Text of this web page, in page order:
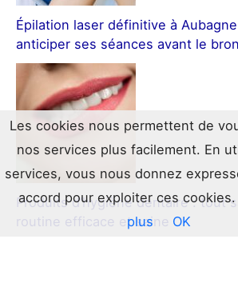
Épilation laser définitive à
anticiper ses séances avant le
Produits d’hygiène dentaire : tout
routine efficace et saine
Les cookies nous permettent de
nos services plus facilement. En
services, vous nous donnez
accord pour exploiter ces cookies.
plus
OK